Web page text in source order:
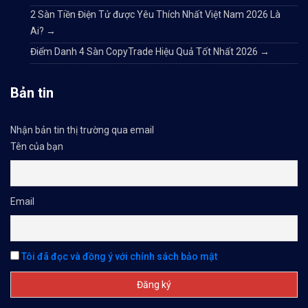
2 Sàn Tiền Điện Tử được Yêu Thích Nhất Việt Nam 2026 Là
Ai? →
Điểm Danh 4 Sàn CopyTrade Hiệu Quả Tốt Nhất 2026 →
Bản tin
Nhận bản tin thị trường qua email
Tên của bạn
Email
Tôi đã đọc và đồng ý với chính sách bảo mật